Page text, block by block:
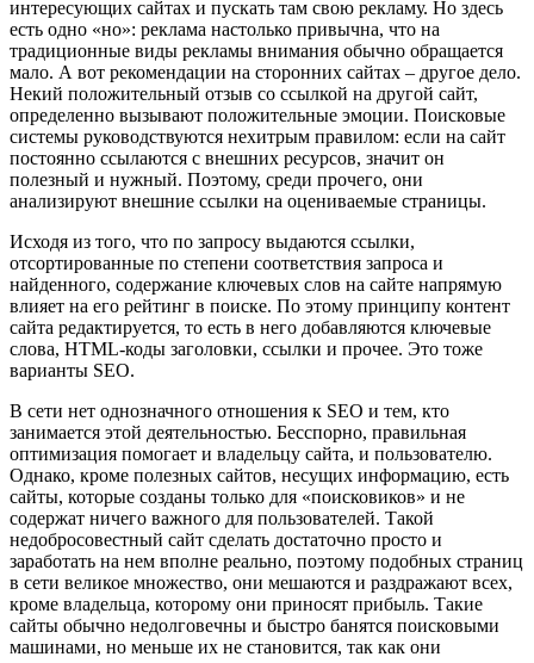
интересующих сайтах и пускать там свою рекламу. Но здесь
есть одно «но»: реклама настолько привычна, что на
традиционные виды рекламы внимания обычно обращается
мало. А вот рекомендации на сторонних сайтах – другое дело.
Некий положительный отзыв со ссылкой на другой сайт,
определенно вызывают положительные эмоции. Поисковые
системы руководствуются нехитрым правилом: если на сайт
постоянно ссылаются с внешних ресурсов, значит он
полезный и нужный. Поэтому, среди прочего, они
анализируют внешние ссылки на оцениваемые страницы.
Исходя из того, что по запросу выдаются ссылки,
отсортированные по степени соответствия запроса и
найденного, содержание ключевых слов на сайте напрямую
влияет на его рейтинг в поиске. По этому принципу контент
сайта редактируется, то есть в него добавляются ключевые
слова, HTML-коды заголовки, ссылки и прочее. Это тоже
варианты SEO.
В сети нет однозначного отношения к SEO и тем, кто
занимается этой деятельностью. Бесспорно, правильная
оптимизация помогает и владельцу сайта, и пользователю.
Однако, кроме полезных сайтов, несущих информацию, есть
сайты, которые созданы только для «поисковиков» и не
содержат ничего важного для пользователей. Такой
недобросовестный сайт сделать достаточно просто и
заработать на нем вполне реально, поэтому подобных страниц
в сети великое множество, они мешаются и раздражают всех,
кроме владельца, которому они приносят прибыль. Такие
сайты обычно недолговечны и быстро банятся поисковыми
машинами, но меньше их не становится, так как они